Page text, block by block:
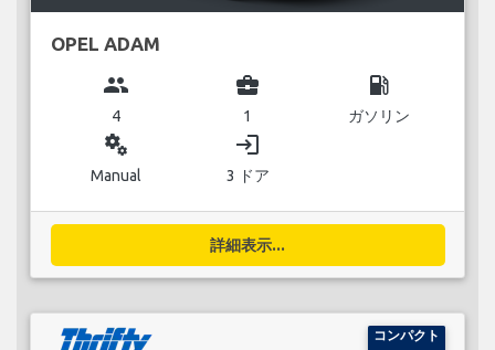
OPEL ADAM
group
4
business_center
1
local_gas_station
ガソリン
miscellaneous_services
Manual
login
3 ドア
詳細表示...
コンパクト